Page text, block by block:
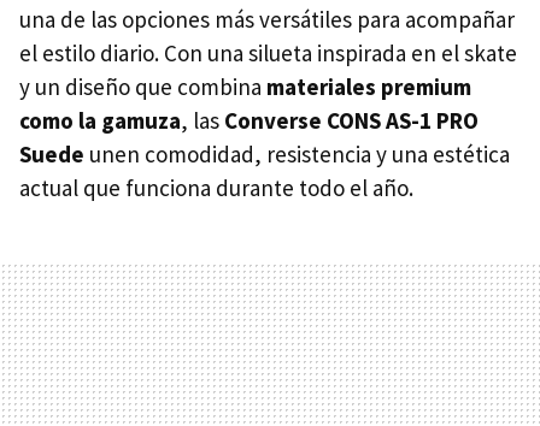
una de las opciones más versátiles para acompañar
el estilo diario. Con una silueta inspirada en el skate
y un diseño que combina materiales premium
como la gamuza, las Converse CONS AS-1 PRO
Suede unen comodidad, resistencia y una estética
actual que funciona durante todo el año.